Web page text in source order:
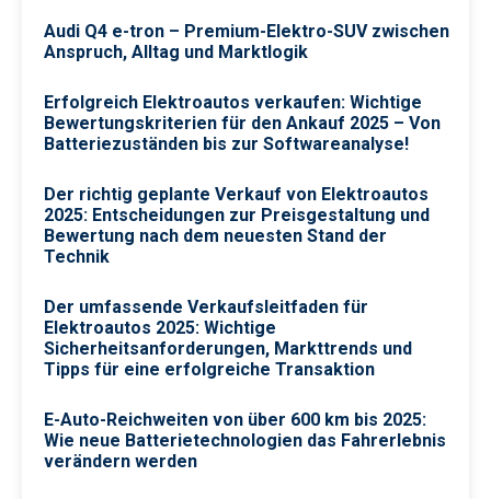
Audi Q4 e-tron – Premium-Elektro-SUV zwischen
Anspruch, Alltag und Marktlogik
Erfolgreich Elektroautos verkaufen: Wichtige
Bewertungskriterien für den Ankauf 2025 – Von
Batteriezuständen bis zur Softwareanalyse!
Der richtig geplante Verkauf von Elektroautos
2025: Entscheidungen zur Preisgestaltung und
Bewertung nach dem neuesten Stand der
Technik
Der umfassende Verkaufsleitfaden für
Elektroautos 2025: Wichtige
Sicherheitsanforderungen, Markttrends und
Tipps für eine erfolgreiche Transaktion
E-Auto-Reichweiten von über 600 km bis 2025:
Wie neue Batterietechnologien das Fahrerlebnis
verändern werden